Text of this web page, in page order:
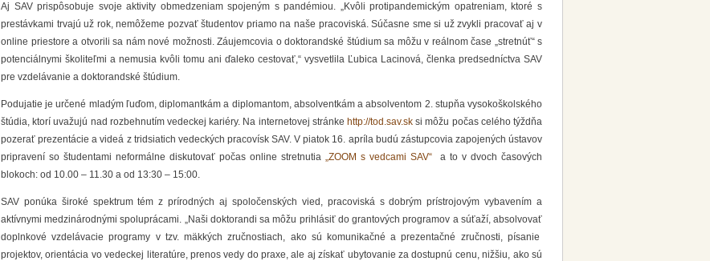
Aj SAV prispôsobuje svoje aktivity obmedzeniam spojeným s pandémiou. „Kvôli protipandemickým opatreniam, ktoré s
prestávkami trvajú už rok,nemôžeme pozvať študentov priamo na naše pracoviská. Súčasne sme si už zvykli pracovať aj v
online priestore a otvorili sa nám nové možnosti. Záujemcovia o doktorandské štúdium sa môžu v reálnom čase „stretnúť“ s
potenciálnymi školiteľmi a nemusia kvôli tomu ani ďaleko cestovať,“ vysvetlila Ľubica Lacinová, členka predsedníctva SAV
pre vzdelávanie a doktorandské štúdium.
Podujatie je určené mladým ľuďom, diplomantkám a diplomantom, absolventkám a absolventom 2. stupňa vysokoškolského
štúdia, ktorí uvažujú nad rozbehnutím vedeckej kariéry. Na internetovej stránke http://tod.sav.sk si môžu počas celého týždňa
pozerať prezentácie a videá z tridsiatich vedeckých pracovísk SAV. V piatok 16. apríla budú zástupcovia zapojených ústavov
pripravení so študentami neformálne diskutovať počas online stretnutia „ZOOM s vedcami SAV“
a to v dvoch časových
blokoch: od 10.00 – 11.30 a od 13:30 – 15:00.
SAV ponúka široké spektrum tém z prírodných aj spoločenských vied, pracoviská s dobrým prístrojovým vybavením a
aktívnymi medzinárodnými spoluprácami. „Naši doktorandi sa môžu prihlásiť dograntových programov a súťaží,absolvovať
doplnkové vzdelávacie programy v tzv. mäkkých zručnostiach, ako sú komunikačné a prezentačné zručnosti, písanie
projektov, orientácia vo vedeckej literatúre, prenos vedy do praxe, ale aj získať ubytovanie za dostupnú cenu, nižšiu, ako sú